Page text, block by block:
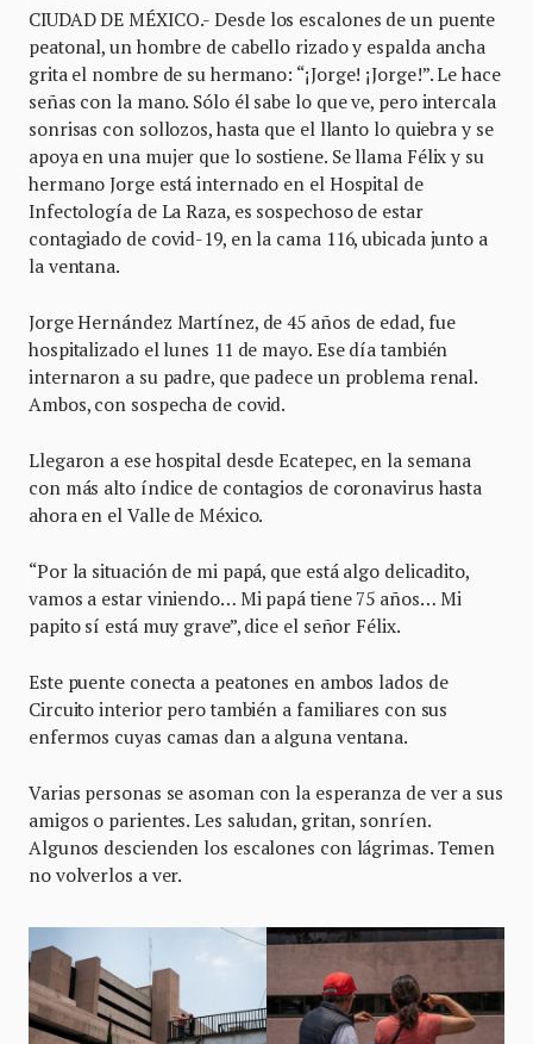
CIUDAD DE MÉXICO.- Desde los escalones de un puente
peatonal, un hombre de cabello rizado y espalda ancha
grita el nombre de su hermano: “¡Jorge! ¡Jorge!”. Le hace
señas con la mano. Sólo él sabe lo que ve, pero intercala
sonrisas con sollozos, hasta que el llanto lo quiebra y se
apoya en una mujer que lo sostiene. Se llama Félix y su
hermano Jorge está internado en el Hospital de
Infectología de La Raza, es sospechoso de estar
contagiado de covid-19, en la cama 116, ubicada junto a
la ventana.
Jorge Hernández Martínez, de 45 años de edad, fue
hospitalizado el lunes 11 de mayo. Ese día también
internaron a su padre, que padece un problema renal.
Ambos, con sospecha de covid.
Llegaron a ese hospital desde Ecatepec, en la semana
con más alto índice de contagios de coronavirus hasta
ahora en el Valle de México.
“Por la situación de mi papá, que está algo delicadito,
vamos a estar viniendo… Mi papá tiene 75 años… Mi
papito sí está muy grave”, dice el señor Félix.
Este puente conecta a peatones en ambos lados de
Circuito interior pero también a familiares con sus
enfermos cuyas camas dan a alguna ventana.
Varias personas se asoman con la esperanza de ver a sus
amigos o parientes. Les saludan, gritan, sonríen.
Algunos descienden los escalones con lágrimas. Temen
no volverlos a ver.